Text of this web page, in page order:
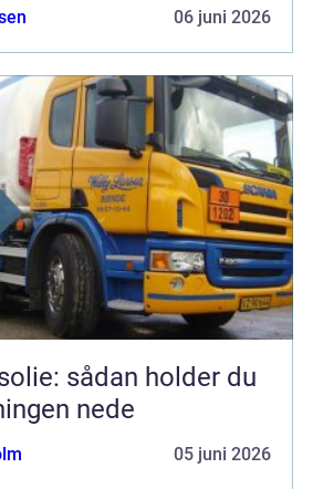
06 juni 2026
sådan holder du
nede
05 juni 2026